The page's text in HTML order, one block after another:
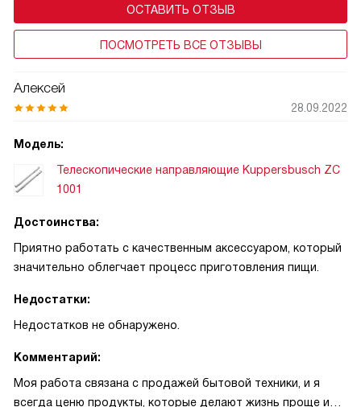
ОСТАВИТЬ ОТЗЫВ
ПОСМОТРЕТЬ ВСЕ ОТЗЫВЫ
Алексей
28.09.2022
Модель:
Телескопические направляющие Kuppersbusch ZC
1001
Достоинства:
Приятно работать с качественным аксессуаром, который
значительно облегчает процесс приготовления пищи.
Недостатки:
Недостатков не обнаружено.
Комментарий:
Моя работа связана с продажей бытовой техники, и я
всегда ценю продукты, которые делают жизнь проще и